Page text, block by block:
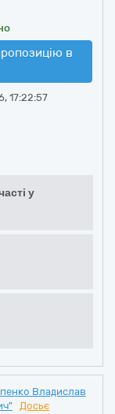
в
17:22:57
у
Владислав
Досьє